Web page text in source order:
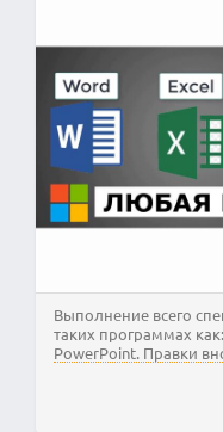
Выполнение всего
таких программах
PowerPoint. Правки